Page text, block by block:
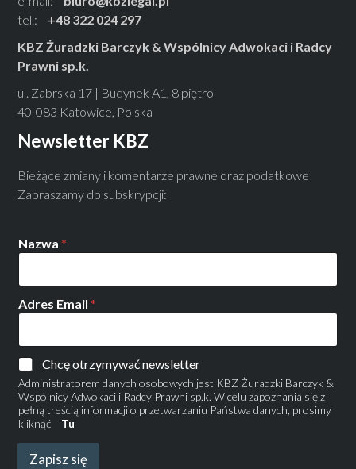
tel.:
+48 322 024 297
KBZ Żuradzki Barczyk & Wspólnicy Adwokaci i Radcy
Prawni sp.k.
ul. Zabrska 17 | Budynek A1, 8 piętro
40-083 Katowice, Polska
Newsletter KBZ
Bieżące zmiany i komentarze prawne oraz podatkowe
Zapraszamy do subskrypcji:
Nazwa*
Adres Email*
Chcę otrzymywać newsletter
Administratorem danych osobowych jest KBZ Żuradzki Barczyk &
Wspólnicy Adwokaci i Radcy Prawni sp.k. W celu zapoznania się z
pełną treścią informacji o przetwarzaniu Państwa danych, prosimy
kliknąć
Tu
Zapisz się